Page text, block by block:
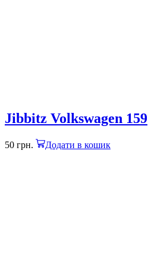
Jibbitz Volkswagen 159
50 грн. Додати в кошик